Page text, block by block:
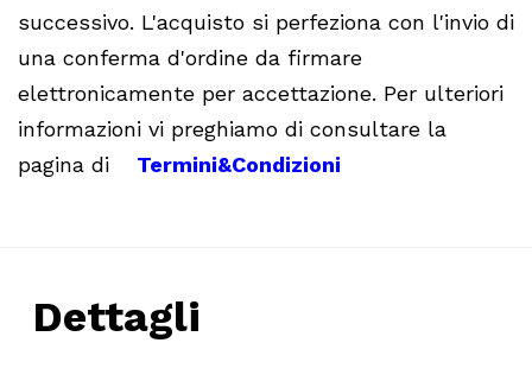
successivo. L'acquisto si perfeziona con l'invio di
una conferma d'ordine da firmare
elettronicamente per accettazione. Per ulteriori
informazioni vi preghiamo di consultare la
pagina di
Termini&Condizioni
Dettagli